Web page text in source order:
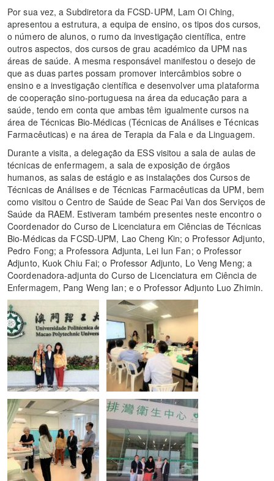
Por sua vez, a Subdiretora da FCSD-UPM, Lam Oi Ching,
apresentou a estrutura, a equipa de ensino, os tipos dos cursos,
o número de alunos, o rumo da investigação científica, entre
outros aspectos, dos cursos de grau académico da UPM nas
áreas de saúde. A mesma responsável manifestou o desejo de
que as duas partes possam promover intercâmbios sobre o
ensino e a investigação científica e desenvolver uma plataforma
de cooperação sino-portuguesa na área da educação para a
saúde, tendo em conta que ambas têm igualmente cursos na
área de Técnicas Bio-Médicas (Técnicas de Análises e Técnicas
Farmacêuticas) e na área de Terapia da Fala e da Linguagem.
Durante a visita, a delegação da ESS visitou a sala de aulas de
técnicas de enfermagem, a sala de exposição de órgãos
humanos, as salas de estágio e as instalações dos Cursos de
Técnicas de Análises e de Técnicas Farmacêuticas da UPM, bem
como visitou o Centro de Saúde de Seac Pai Van dos Serviços de
Saúde da RAEM. Estiveram também presentes neste encontro o
Coordenador do Curso de Licenciatura em Ciências de Técnicas
Bio-Médicas da FCSD-UPM, Lao Cheng Kin; o Professor Adjunto,
Pedro Fong; a Professora Adjunta, Lei Iun Fan; o Professor
Adjunto, Kuok Chiu Fai; o Professor Adjunto, Lo Veng Meng; a
Coordenadora-adjunta do Curso de Licenciatura em Ciência de
Enfermagem, Pang Weng Ian; e o Professor Adjunto Luo Zhimin.